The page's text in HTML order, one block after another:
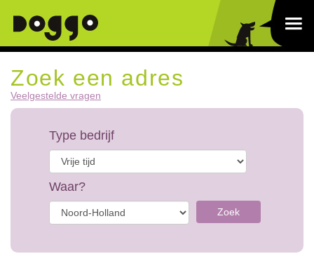
Zoek een adres
Veelgestelde vragen
Type bedrijf
Waar?
Zoek